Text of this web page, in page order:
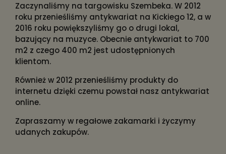
Zaczynaliśmy na targowisku Szembeka. W 2012
roku przenieśliśmy antykwariat na Kickiego 12, a w
2016 roku powiększyliśmy go o drugi lokal,
bazujący na muzyce. Obecnie antykwariat to 700
m2 z czego 400 m2 jest udostępnionych
klientom.
Również w 2012 przenieśliśmy produkty do
internetu dzięki czemu powstał nasz antykwariat
online.
Zapraszamy w regałowe zakamarki i życzymy
udanych zakupów.